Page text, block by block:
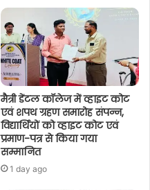
मैत्री डेंटल कॉलेज में व्हाइट कोट
एवं शपथ ग्रहण समारोह संपन्न,
विद्यार्थियों को व्हाइट कोट एवं
प्रमाण-पत्र से किया गया
सम्मानित
1 day ago